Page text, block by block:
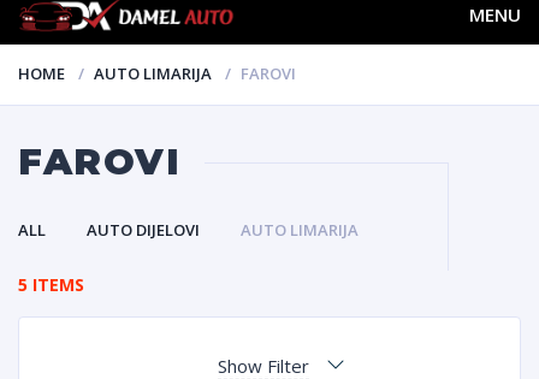
MENU
HOME AUTO LIMARIJA FAROVI
FAROVI
ALL AUTO DIJELOVI AUTO LIMARIJA
5 ITEMS
Show Filter